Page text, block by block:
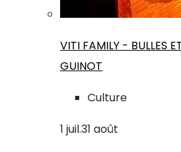
VITI FAMILY - BULLES
GUINOT
Culture
1 juil.31 août